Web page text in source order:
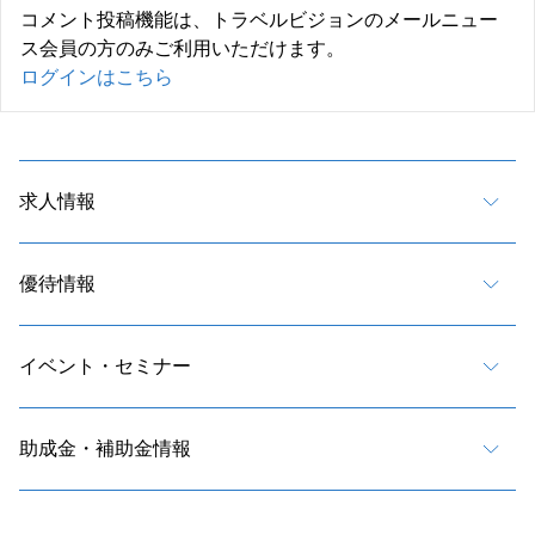
コメント投稿機能は、トラベルビジョンのメールニュー
ス会員の方のみご利用いただけます。
ログインはこちら
求人情報
優待情報
イベント・セミナー
助成金・補助金情報